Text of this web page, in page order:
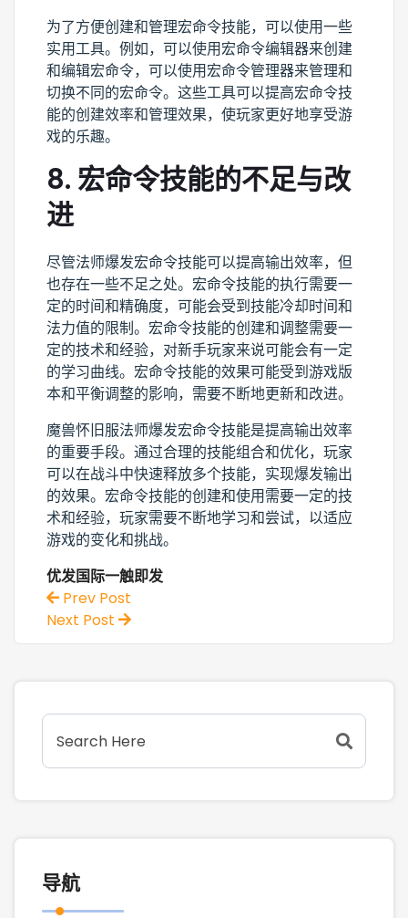
为了方便创建和管理宏命令技能，可以使用一些
实用工具。例如，可以使用宏命令编辑器来创建
和编辑宏命令，可以使用宏命令管理器来管理和
切换不同的宏命令。这些工具可以提高宏命令技
能的创建效率和管理效果，使玩家更好地享受游
戏的乐趣。
8. 宏命令技能的不足与改
进
尽管法师爆发宏命令技能可以提高输出效率，但
也存在一些不足之处。宏命令技能的执行需要一
定的时间和精确度，可能会受到技能冷却时间和
法力值的限制。宏命令技能的创建和调整需要一
定的技术和经验，对新手玩家来说可能会有一定
的学习曲线。宏命令技能的效果可能受到游戏版
本和平衡调整的影响，需要不断地更新和改进。
魔兽怀旧服法师爆发宏命令技能是提高输出效率
的重要手段。通过合理的技能组合和优化，玩家
可以在战斗中快速释放多个技能，实现爆发输出
的效果。宏命令技能的创建和使用需要一定的技
术和经验，玩家需要不断地学习和尝试，以适应
游戏的变化和挑战。
优发国际一触即发
Prev Post
Next Post
导航